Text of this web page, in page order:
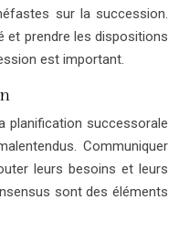
sur la succession.
et prendre les dispositions
est important.
planification successorale
Communiquer
leurs besoins et leurs
sont des éléments